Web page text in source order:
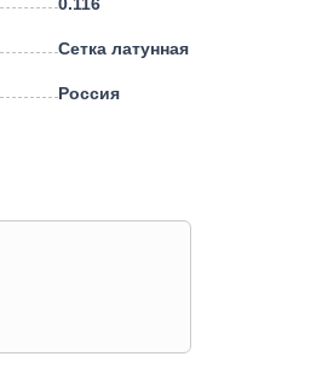
Сетка латунная
Россия